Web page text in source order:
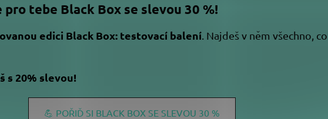
tebe Black Box se slevou 30 %!
edici Black Box: testovací balení . Najdeš v něm všechno,
s 20% slevou!
💪 POŘIĎ SI BLACK BOX SE SLEVOU 30 %